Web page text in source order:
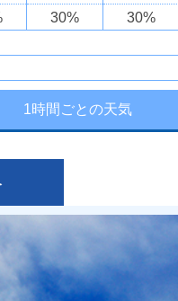
30% 30%
1時間ごとの天気